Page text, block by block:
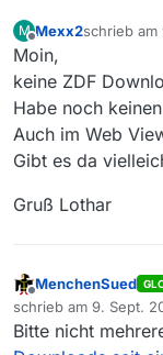
M
Offline
Mexx2schrieb am
zuletzt
Moin,
keine ZDF
Habe noch
Auch im Web
Gibt es da
Gruß Lothar
Offline
MenchenSued
schrieb am 9. Sept.
zuletzt editiert von
Bitte nicht